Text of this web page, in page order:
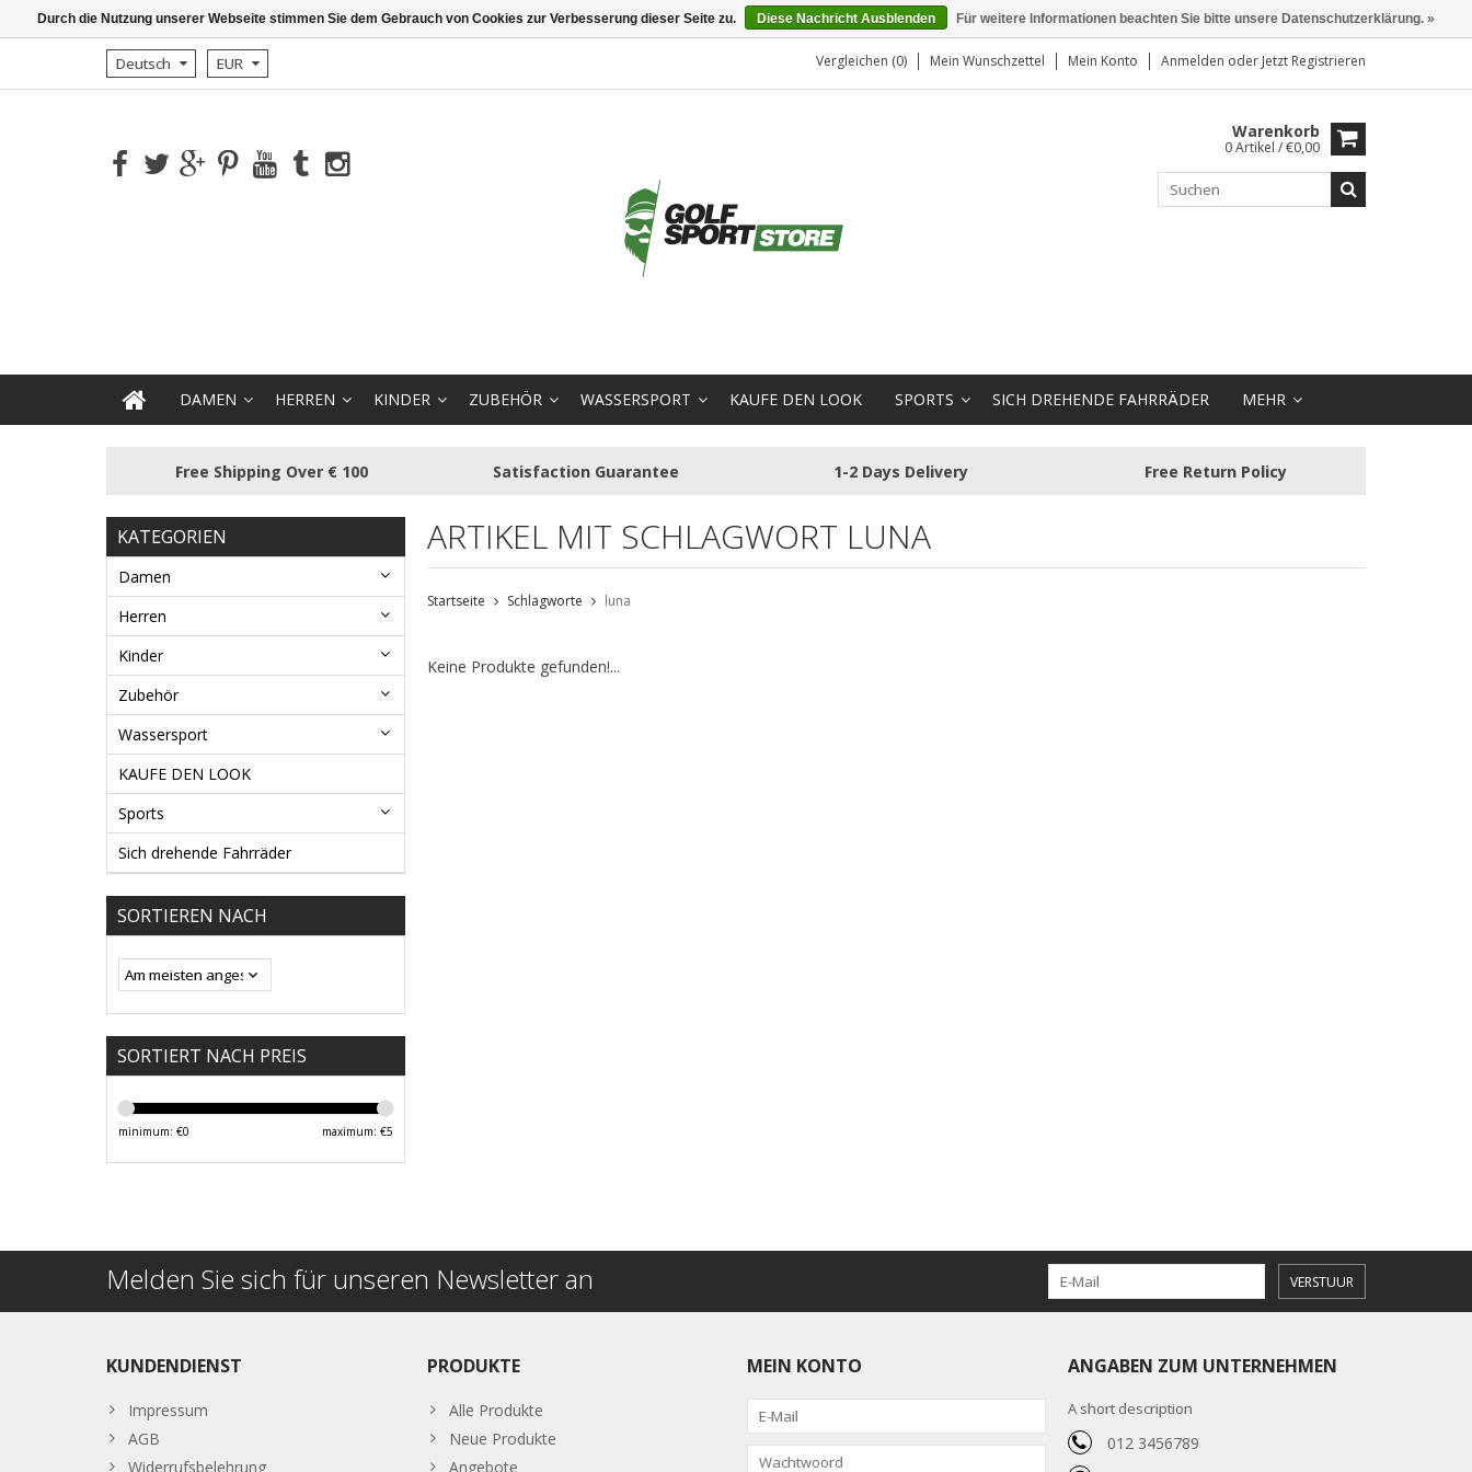
Deutsch EUR Vergleichen (0) Mein Wunschzettel Mein Konto Anmelden oder Jetzt Registrieren
Warenkorb
0 Artikel / €0,00
DAMEN HERREN KINDER ZUBEHÖR WASSERSPORT KAUFE DEN LOOK SPORTS SICH DREHENDE FAHRRÄDER MEHR
Free Shipping Over € 100 Satisfaction Guarantee 1-2 Days Delivery Free Return Policy
KATEGORIEN
Damen
Herren
Kinder
Zubehör
Wassersport
KAUFE DEN LOOK
Sports
Sich drehende Fahrräder
SORTIEREN NACH
SORTIERT NACH PREIS
minimum: €0 maximum: €5
ARTIKEL MIT SCHLAGWORT LUNA
Startseite Schlagworte luna
Keine Produkte gefunden!...
Melden Sie sich für unseren Newsletter an VERSTUUR
KUNDENDIENST
Impressum
AGB
Widerrufsbelehrung
PRODUKTE
Alle Produkte
Neue Produkte
Angebote
MEIN KONTO ANGABEN ZUM UNTERNEHMEN
A short description
012 3456789
Durch die Nutzung unserer Webseite stimmen Sie dem Gebrauch von Cookies zur Verbesserung dieser Seite zu. Diese Nachricht Ausblenden Für weitere Informationen beachten Sie bitte unsere Datenschutzerklärung. »